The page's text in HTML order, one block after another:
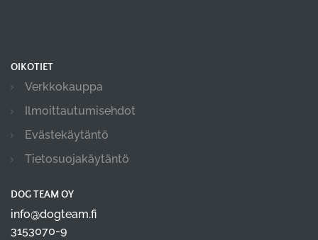
OIKOTIET
Verkkokauppa
Ilmoittautumisehdot
Evästekäytäntö
Tietosuojakäytäntö
DOG TEAM OY
info@dogteam.fi
3153070-9